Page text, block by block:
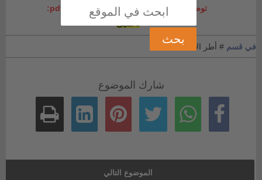
توصيف مباراة التعليم 2024 ابتدائي مزدوج pdf:
في قسم # أطر الأكاديميات
شارك الموضوع
الموضوع التالي